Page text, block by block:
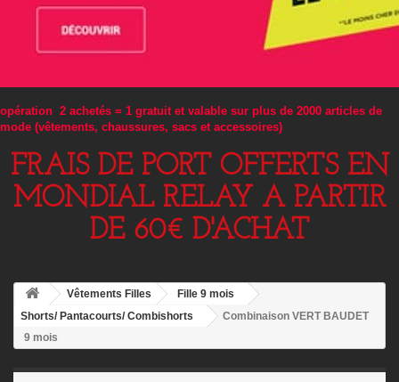
opération 2 achetés = 1 gratuit et valable sur plus de 2000 articles de
mode (vêtements, chaussures, sacs et accessoires)
FRAIS DE PORT OFFERTS EN
MONDIAL RELAY A PARTIR
DE 60€ D'ACHAT
Vêtements Filles
Fille 9 mois
Shorts/ Pantacourts/ Combishorts
Combinaison VERT BAUDET
9 mois